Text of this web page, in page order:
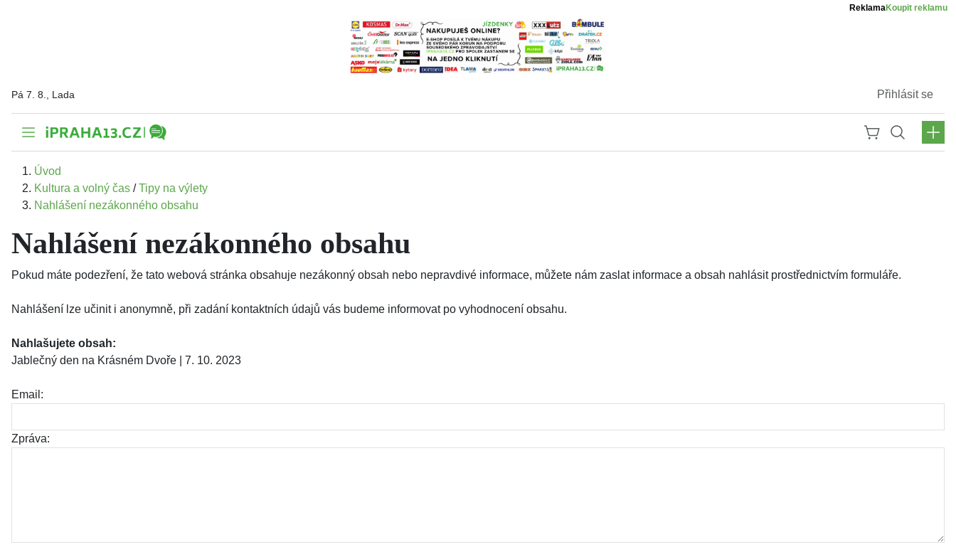
ReklamaKoupit reklamu
Pá 7. 8., Lada Přihlásit se
Úvod
Kultura a volný čas /Tipy na výlety
Nahlášení nezákonného obsahu
Nahlášení nezákonného obsahu
Pokud máte podezření, že tato webová stránka obsahuje nezákonný obsah nebo nepravdivé informace, můžete nám zaslat informace a obsah nahlásit prostřednictvím formuláře.
Nahlášení lze učinit i anonymně, při zadání kontaktních údajů vás budeme informovat po vyhodnocení obsahu.
Nahlašujete obsah:
Jablečný den na Krásném Dvoře | 7. 10. 2023
Email:
Zpráva: